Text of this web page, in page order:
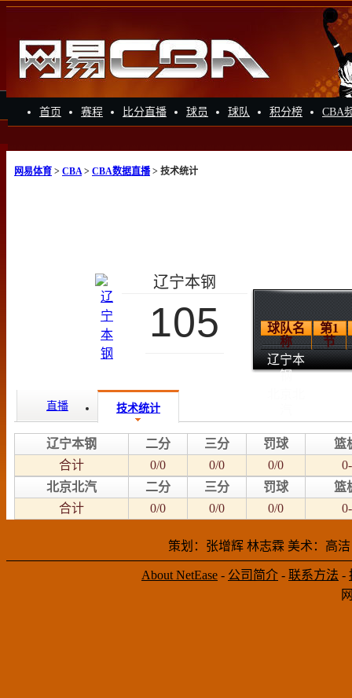
首页 赛程 比分直播 球员 球队 积分榜 CBA
网易体育 > CBA> CBA数据直播> 技术统计
辽宁本钢
105
球队名
称
第1
节
辽宁本
钢
直播 技术统计
辽宁本钢 二分 三分 罚球
篮
合计
0/0 0/0 0/0
北京北汽
二分 三分 罚球
篮
合计
0/0 0/0 0/0
策划：张增辉 林志霖 美术：高
About NetEase - 公司简介 - 联系方法 -